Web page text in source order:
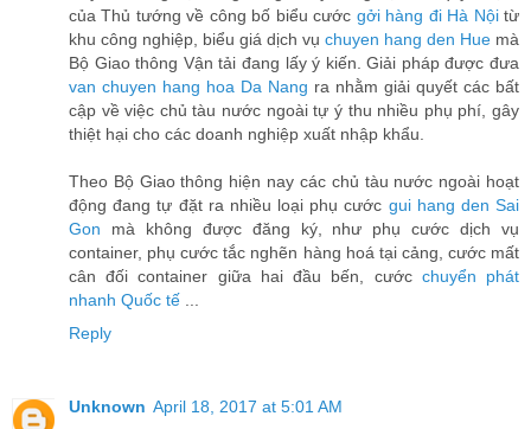
của Thủ tướng về công bố biểu cước gởi hàng đi Hà Nộitừ
khu công nghiệp, biểu giá dịch vụ chuyen hang den Hue mà
Bộ Giao thông Vận tải đang lấy ý kiến. Giải pháp được đưa
van chuyen hang hoa Da Nang ra nhằm giải quyết các bất
cập về việc chủ tàu nước ngoài tự ý thu nhiều phụ phí, gây
thiệt hại cho các doanh nghiệp xuất nhập khẩu.
Theo Bộ Giao thông hiện nay các chủ tàu nước ngoài hoạt
động đang tự đặt ra nhiều loại phụ cước gui hang den Sai
Gon mà không được đăng ký, như phụ cước dịch vụ
container, phụ cước tắc nghẽn hàng hoá tại cảng, cước mất
cân đối container giữa hai đầu bến, cước chuyển phát
nhanh Quốc tế
Reply
Unknown April 18, 2017 at 5:01 AM